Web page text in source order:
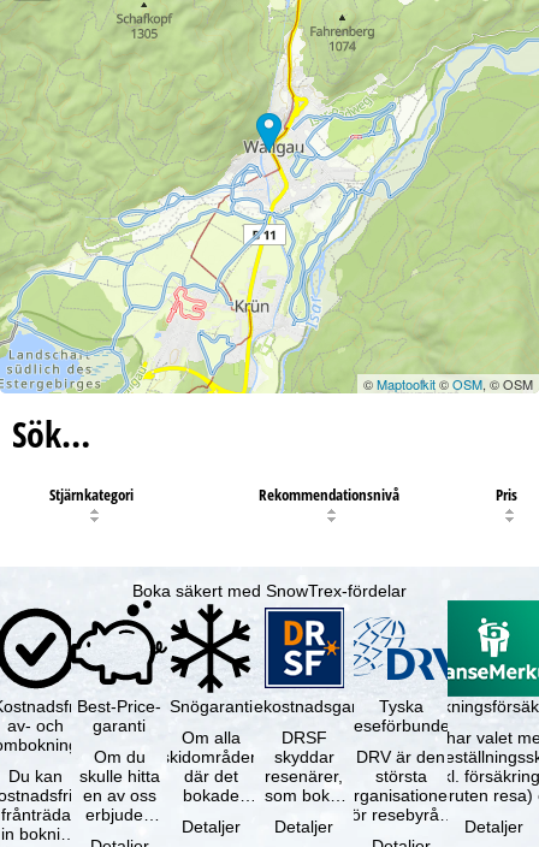
©Maptoolkit©OSM, © OSM
Sök…
Stjärnkategori Rekommendationsnivå Pris
Boka säkert med SnowTrex-fördelar
av- och
Du kan
frånträda
bokning
Best-Price-
garanti
Om du
skulle hitta
en av oss
erbjuden
Snögaranti
Om alla
skidområden
där det
bokade
gäller –
Detaljer
Resekostnadsgaranti
DRSF
skyddar
resenärer,
som bokat
paketresa
Detaljer
Tyska
reseförbundet
DRV är den
största
organisationen
för resebyråer
Du har valet
(inkl.
avbruten resa)
Detaljer